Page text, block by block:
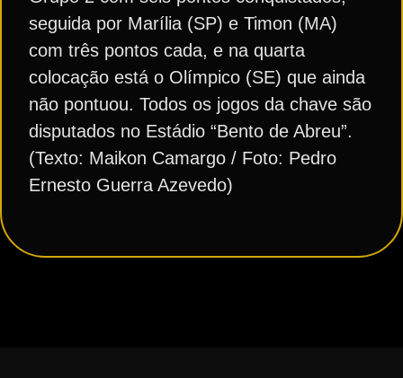
seguida por Marília (SP) e Timon (MA)
com três pontos cada, e na quarta
colocação está o Olímpico (SE) que ainda
não pontuou. Todos os jogos da chave são
disputados no Estádio “Bento de Abreu”.
(Texto: Maikon Camargo / Foto: Pedro
Ernesto Guerra Azevedo)